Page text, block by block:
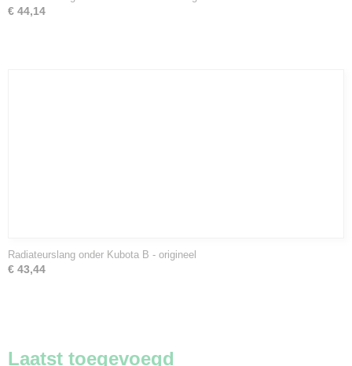
€ 44,14
Radiateurslang onder Kubota B - origineel
€ 43,44
Laatst toegevoegd